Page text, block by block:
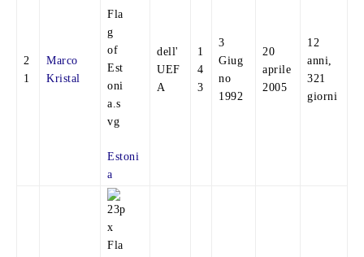
2
1
Marco
Kristal
Estoni
a
dell'
UEF
A
1
4
3
3
Giug
no
1992
20
aprile
2005
12
anni,
321
giorni